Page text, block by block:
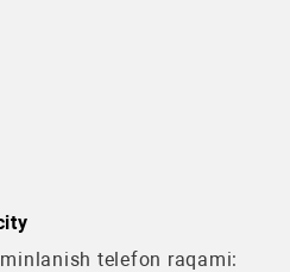
telefon raqami: